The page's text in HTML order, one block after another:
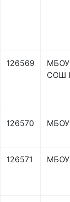
126569
СОШ
126570
126571